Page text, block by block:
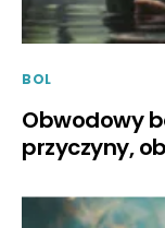
BOL
Obwodowy
przyczyny,